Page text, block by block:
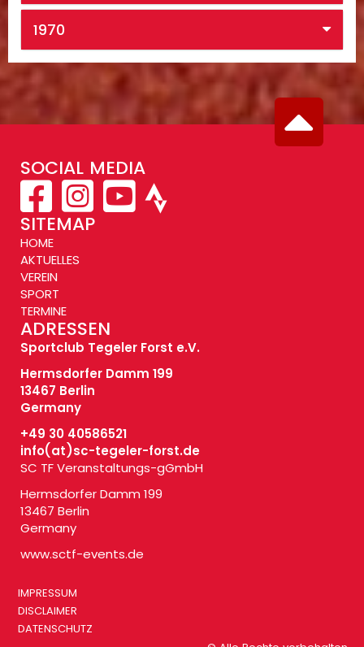
1970
SOCIAL MEDIA
SITEMAP
HOME
AKTUELLES
VEREIN
SPORT
TERMINE
ADRESSEN
Sportclub Tegeler Forst e.V.
Hermsdorfer Damm 199
13467 Berlin
Germany
+49 30 40586521
info(at)sc-tegeler-forst.de
SC TF Veranstaltungs-gGmbH
Hermsdorfer Damm 199
13467 Berlin
Germany
www.sctf-events.de
IMPRESSUM
DISCLAIMER
DATENSCHUTZ